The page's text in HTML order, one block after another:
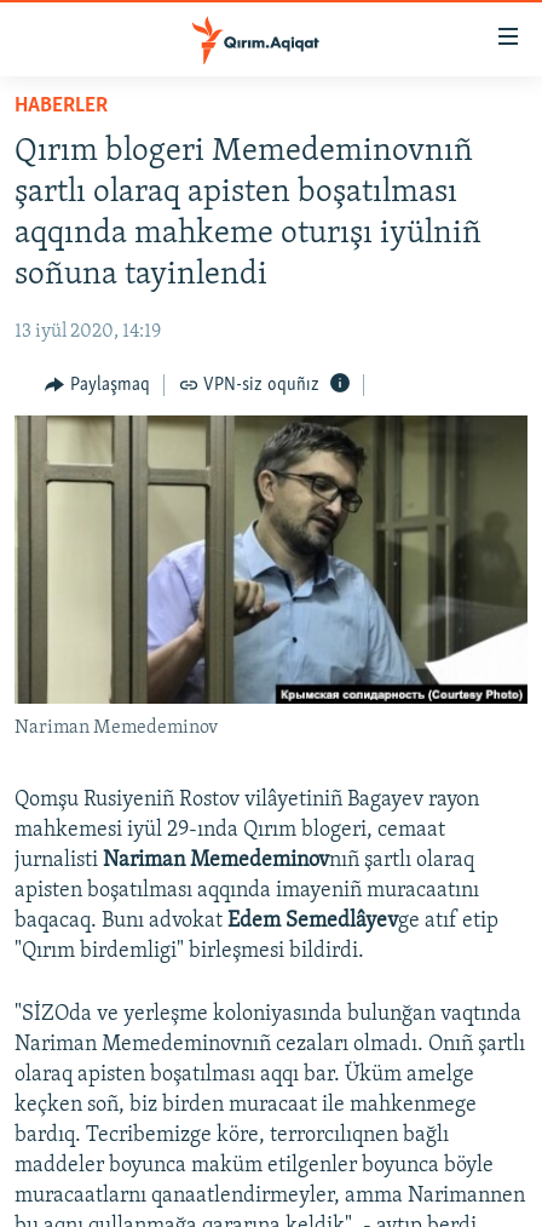
Esas
qaytmaq
Baş
navigatsiyağa
qaytmaq
Qıdıruvğa
HABERLER
SİYASET
İQTİSADİYAT
CEMİYET
İNSAN AQLARI
VİDEO
BLOGLAR
RFE/RS bütün saytları
HABERLER
Qırım blogeri Memedeminovnıñ
şartlı olaraq apisten boşatılması
aqqında mahkeme oturışı iyülniñ
soñuna tayinlendi
13 iyül 2020, 14:19
Paylaşmaq VPN-siz oquñız
Nariman Memedeminov
Qomşu Rusiyeniñ Rostov vilâyetiniñ Bagayev rayon
mahkemesi iyül 29-ında Qırım blogeri, cemaat
jurnalisti Nariman Memedeminovnıñ şartlı olaraq
apisten boşatılması aqqında imayeniñ muracaatını
baqacaq. Bunı advokat Edem Semedlâyevge atıf etip
"Qırım birdemligi" birleşmesi bildirdi.
"SİZOda ve yerleşme koloniyasında bulunğan vaqtında
Nariman Memedeminovnıñ cezaları olmadı. Onıñ şartlı
olaraq apisten boşatılması aqqı bar. Üküm amelge
keçken soñ, biz birden muracaat ile mahkenmege
bardıq. Tecribemizge köre, terrorcılıqnen bağlı
maddeler boyunca maküm etilgenler boyunca böyle
muracaatlarnı qanaatlendirmeyler, amma Narimannen